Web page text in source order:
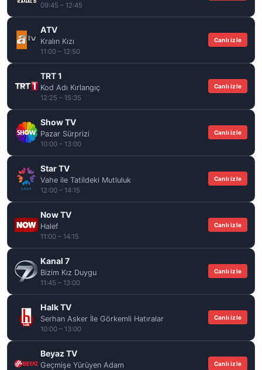
09:45 – 12:45
ATV
Kralın Kızı
11:00 – 12:50
Canlı izle
TRT 1
Kod Adı Kırlangıç
12:25 – 15:35
Canlı izle
Show TV
Pazar Sürprizi
10:00 – 13:00
Canlı izle
Star TV
Vahe ile Tatildeki Mutluluk
12:00 – 14:15
Canlı izle
Now TV
Halef
11:00 – 14:15
Canlı izle
Kanal 7
Bizim Kız Duygu
11:45 – 13:00
Canlı izle
Halk TV
Serhan Asker İle Görkemli Hatıralar
10:00 – 13:00
Canlı izle
Beyaz TV
Geçmişe Yürüyen Adam Canlı izle